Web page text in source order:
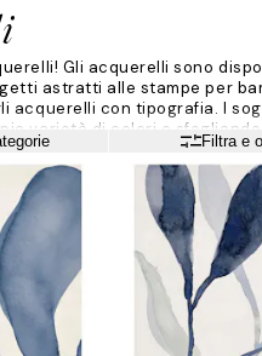
Gli acquerelli sono
astratti alle stampe per
acquerelli con tipografia. I
varietà di colori e
di sicuro il tuo nuovo preferito!
Filtra e